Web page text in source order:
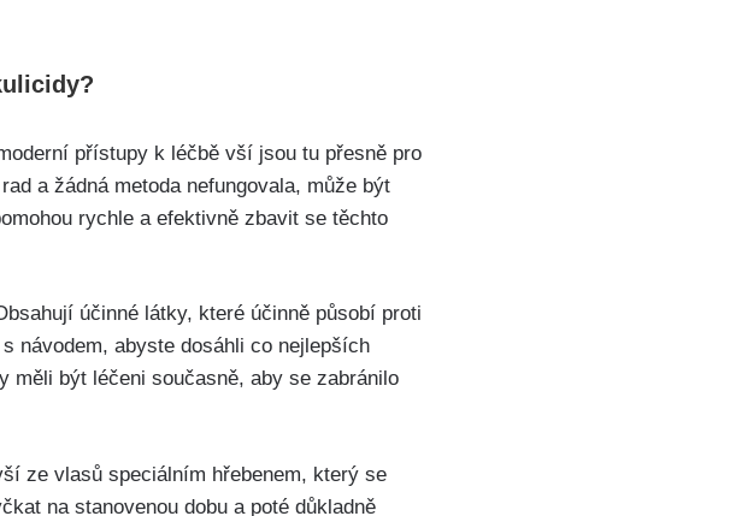
přístupy k léčbě ‍vší jsou tu přesně pro
a žádná metoda nefungovala, může být
rychle⁣ a efektivně zbavit se těchto
účinné‌ látky, které účinně působí proti
návodem, abyste ⁢dosáhli co ⁢nejlepších
‌být léčeni současně, aby se zabránilo
ze vlasů speciálním hřebenem, který ​se
na stanovenou dobu a poté důkladně